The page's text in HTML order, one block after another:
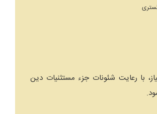
با رعایت شئونات جزء مستثنیات دین